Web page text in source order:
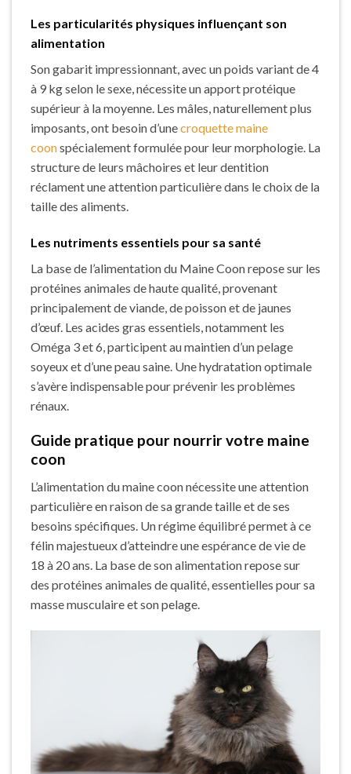
Les particularités physiques influençant son
alimentation
Son gabarit impressionnant, avec un poids variant de 4
à 9 kg selon le sexe, nécessite un apport protéique
supérieur à la moyenne. Les mâles, naturellement plus
imposants, ont besoin d’unecroquette maine
coonspécialement formulée pour leur morphologie. La
structure de leurs mâchoires et leur dentition
réclament une attention particulière dans le choix de la
taille des aliments.
Les nutriments essentiels pour sa santé
La base de l’alimentation du Maine Coon repose sur les
protéines animales de haute qualité, provenant
principalement de viande, de poisson et de jaunes
d’œuf. Les acides gras essentiels, notamment les
Oméga 3 et 6, participent au maintien d’un pelage
soyeux et d’une peau saine. Une hydratation optimale
s’avère indispensable pour prévenir les problèmes
rénaux.
Guide pratique pour nourrir votre maine
coon
L’alimentation du maine coon nécessite une attention
particulière en raison de sa grande taille et de ses
besoins spécifiques. Un régime équilibré permet à ce
félin majestueux d’atteindre une espérance de vie de
18 à 20 ans. La base de son alimentation repose sur
des protéines animales de qualité, essentielles pour sa
masse musculaire et son pelage.